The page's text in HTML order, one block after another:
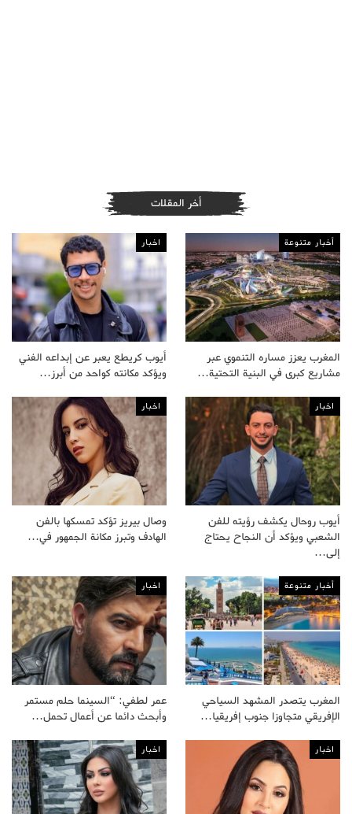
أخر المقلات
أخبار متنوعة
المغرب يعزز مساره التنموي عبر
مشاريع كبرى في البنية التحتية…
اخبار
أيوب كريطع يعبر عن إبداعه الفني
ويؤكد مكانته كواحد من أبرز…
اخبار
أيوب روحال يكشف رؤيته للفن
الشعبي ويؤكد أن النجاح يحتاج
إلى…
اخبار
وصال بيريز تؤكد تمسكها بالفن
الهادف وتبرز مكانة الجمهور في…
أخبار متنوعة
المغرب يتصدر المشهد السياحي
الإفريقي متجاوزا جنوب إفريقيا…
اخبار
عمر لطفي: “السينما حلم مستمر
وأبحث دائما عن أعمال تحمل…
اخبار اخبار